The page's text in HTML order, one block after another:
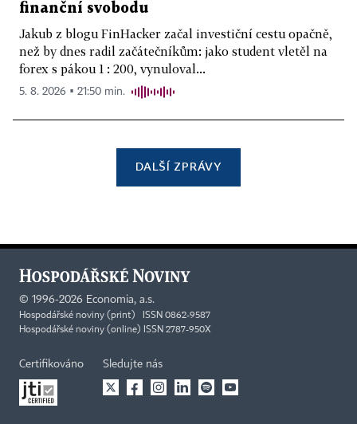
finanční svobodu
Jakub z blogu FinHacker začal investiční cestu opačně,
než by dnes radil začátečníkům: jako student vletěl na
forex s pákou 1 : 200, vynuloval...
5. 8. 2026 ▪ 21:50 min.
DALŠÍ ZPRÁVY
© 1996-2026 Economia, a.s.
Hospodářské noviny (print) ISSN 0862-9587
Hospodářské noviny (online) ISSN 2787-950X
Certifikováno Sledujte nás